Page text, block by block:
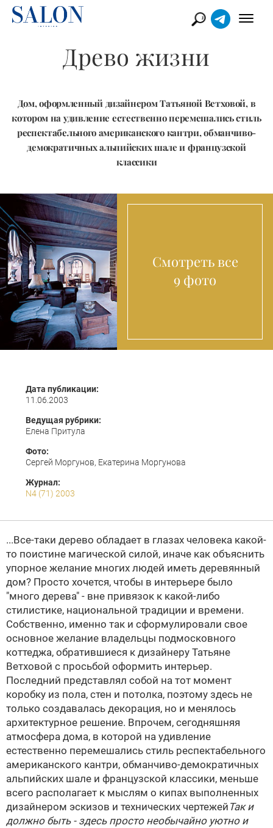
Древо жизни
Дом, оформленный дизайнером Татьяной Ветховой, в
котором на удивление естественно перемешались стиль
респектабельного американского кантри, обманчиво-
демократичных альпийских шале и французской
классики
Смотреть все
9 фото
Дата публикации:
11.06.2003
Ведущая рубрики:
Елена Притула
Фото:
Сергей Моргунов, Екатерина Моргунова
Журнал:
N4 (71) 2003
...Все-таки дерево обладает в глазах человека какой-
то поистине магической силой, иначе как объяснить
упорное желание многих людей иметь деревянный
дом? Просто хочется, чтобы в интерьере было
"много дерева" - вне привязок к какой-либо
стилистике, национальной традиции и времени.
Собственно, именно так и сформулировали свое
основное желание владельцы подмосковного
коттеджа, обратившиеся к дизайнеру Татьяне
Ветховой с просьбой оформить интерьер.
Последний представлял собой на тот момент
коробку из пола, стен и потолка, поэтому здесь не
только создавалась декорация, но и менялось
архитектурное решение. Впрочем, сегодняшняя
атмосфера дома, в которой на удивление
естественно перемешались стиль респектабельного
американского кантри, обманчиво-демократичных
альпийских шале и французской классики, меньше
всего располагает к мыслям о кипах выполненных
дизайнером эскизов и технических чертежей Так и
должно быть - здесь просто необычайно уютно и